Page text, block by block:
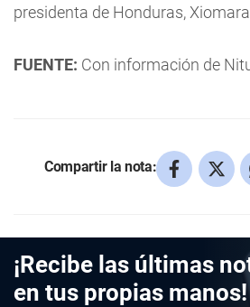
presidenta de Honduras,
FUENTE: Con información de
Compartir la nota:
¡Recibe las últimas
en tus propias manos!